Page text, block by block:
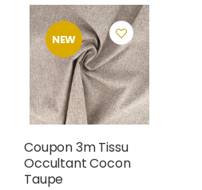
NEW
Coupon 3m Tissu
Occultant Cocon
Taupe